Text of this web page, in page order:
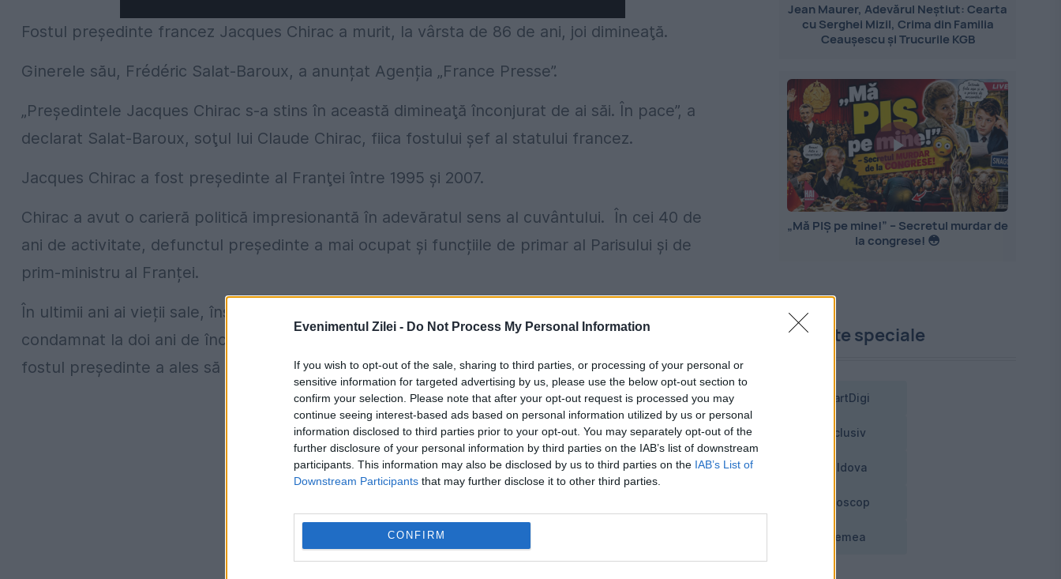
Evenimentul Zilei - Do Not Process My Personal Information
If you wish to opt-out of the sale, sharing to third parties, or processing of your personal or
sensitive information for targeted advertising by us, please use the below opt-out section to
confirm your selection. Please note that after your opt-out request is processed you may
continue seeing interest-based ads based on personal information utilized by us or personal
information disclosed to third parties prior to your opt-out. You may separately opt-out of the
further disclosure of your personal information by third parties on the IAB’s list of downstream
participants. This information may also be disclosed by us to third parties on the IAB’s List of
Downstream Participants that may further disclose it to other third parties.
CONFIRM
Fostul preşedinte francez Jacques Chirac a murit, la vârsta de 86 de ani, joi dimineaţă.
Ginerele său, Frédéric Salat-Baroux, a anunțat Agenția „France Presse”.
„Preşedintele Jacques Chirac s-a stins în această dimineaţă înconjurat de ai săi. În pace”, a
declarat Salat-Baroux, soţul lui Claude Chirac, fiica fostului şef al statului francez.
Jacques Chirac a fost preşedinte al Franţei între 1995 şi 2007.
Chirac a avut o carieră politică impresionantă în adevăratul sens al cuvântului. În cei 40 de
ani de activitate, defunctul președinte a mai ocupat și funcțiile de primar al Parisului și de
prim-ministru al Franței.
În ultimii ani ai vieții sale, însă, Chirac s-a confruntat cu acuzații grave de corupție, fiind
condamnat la doi ani de închisoare cu suspendare. În urma acestei hotărâri judecătorești,
fostul președinte a ales să nu conteste decizia în instanță.
Jean Maurer, Adevărul Neștiut: Cearta
cu Serghei Mizil, Crima din Familia
Ceaușescu și Trucurile KGB
„Mă PIȘ pe mine!” – Secretul murdar de
la congrese! 😳
Proiecte speciale
SmartDigi
Exclusiv
Moldova
Horoscop
Vremea